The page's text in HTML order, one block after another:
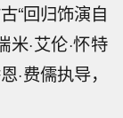
“回归饰演自
米·艾伦·怀特
·费儒执导，